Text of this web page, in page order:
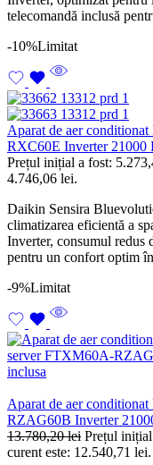
telecomandă inclusă
-10%Limitat
Aparat de aer
RXC60E Inverter 21000
Prețul inițial a fost:
4.746,06 lei.
Daikin Sensira
climatizarea eficientă a
Inverter, consumul redus
pentru un confort optim
-9%Limitat
Aparat de aer
RZAG60B Inverter
13.780,20lei Prețul
curent este: 12.540,71 lei.